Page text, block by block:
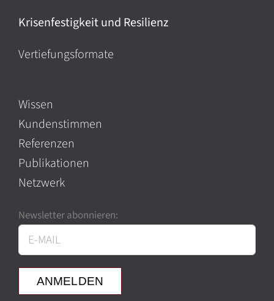
Krisenfestigkeit und Resilienz
Vertiefungsformate
Wissen
Kundenstimmen
Referenzen
Publikationen
Netzwerk
Newsletter abonnieren: